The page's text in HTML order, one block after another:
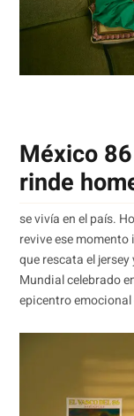
México
rinde
se vivía en el país.
revive ese
que rescata el
Mundial celebrado
epicentro